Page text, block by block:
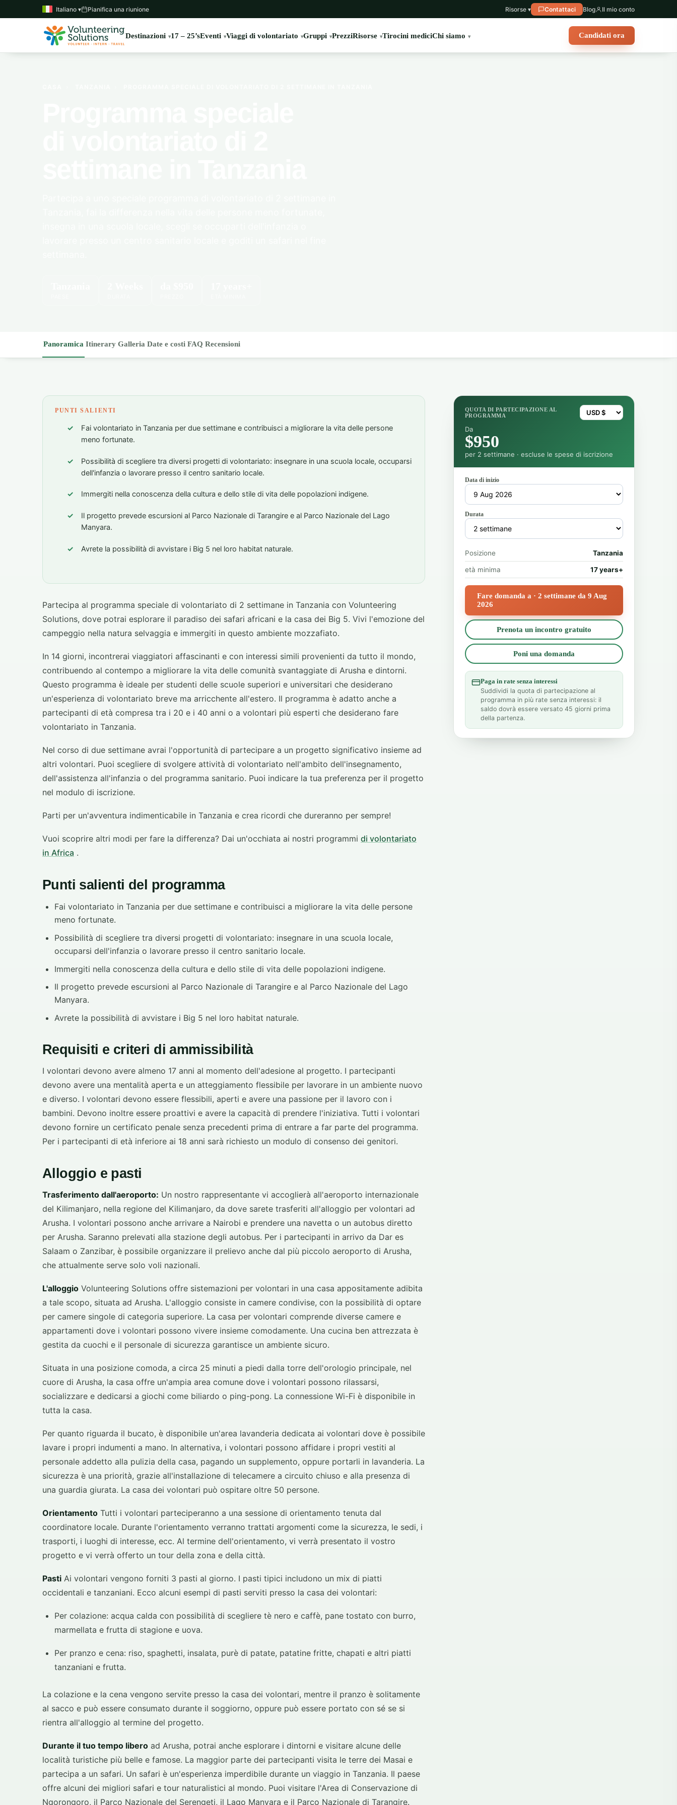
Italiano ▾ Pianifica una riunione Risorse ▾ Contattaci Blog Il mio conto
Destinazioni 17 – 25’sEventi Viaggi di volontariato Gruppi PrezziRisorse Tirocini mediciChi siamo Candidati ora
Panoramica Itinerary Galleria Date e costi FAQ Recensioni
PUNTI SALIENTI
Fai volontariato in Tanzania per due settimane e contribuisci a migliorare la vita delle persone
meno fortunate.
Possibilità di scegliere tra diversi progetti di volontariato: insegnare in una scuola locale, occuparsi
dell'infanzia o lavorare presso il centro sanitario locale.
Immergiti nella conoscenza della cultura e dello stile di vita delle popolazioni indigene.
Il progetto prevede escursioni al Parco Nazionale di Tarangire e al Parco Nazionale del Lago
Manyara.
Avrete la possibilità di avvistare i Big 5 nel loro habitat naturale.
Partecipa al programma speciale di volontariato di 2 settimane in Tanzania con Volunteering
Solutions, dove potrai esplorare il paradiso dei safari africani e la casa dei Big 5. Vivi l'emozione del
campeggio nella natura selvaggia e immergiti in questo ambiente mozzafiato.
In 14 giorni, incontrerai viaggiatori affascinanti e con interessi simili provenienti da tutto il mondo,
contribuendo al contempo a migliorare la vita delle comunità svantaggiate di Arusha e dintorni.
Questo programma è ideale per studenti delle scuole superiori e universitari che desiderano
un'esperienza di volontariato breve ma arricchente all'estero. Il programma è adatto anche a
partecipanti di età compresa tra i 20 e i 40 anni o a volontari più esperti che desiderano fare
volontariato in Tanzania.
Nel corso di due settimane avrai l'opportunità di partecipare a un progetto significativo insieme ad
altri volontari. Puoi scegliere di svolgere attività di volontariato nell'ambito dell'insegnamento,
dell'assistenza all'infanzia o del programma sanitario. Puoi indicare la tua preferenza per il progetto
nel modulo di iscrizione.
Parti per un'avventura indimenticabile in Tanzania e crea ricordi che dureranno per sempre!
Vuoi scoprire altri modi per fare la differenza? Dai un'occhiata ai nostri programmi di volontariato
in Africa .
Punti salienti del programma
Fai volontariato in Tanzania per due settimane e contribuisci a migliorare la vita delle persone
meno fortunate.
Possibilità di scegliere tra diversi progetti di volontariato: insegnare in una scuola locale,
occuparsi dell'infanzia o lavorare presso il centro sanitario locale.
Immergiti nella conoscenza della cultura e dello stile di vita delle popolazioni indigene.
Il progetto prevede escursioni al Parco Nazionale di Tarangire e al Parco Nazionale del Lago
Manyara.
Avrete la possibilità di avvistare i Big 5 nel loro habitat naturale.
Requisiti e criteri di ammissibilità
I volontari devono avere almeno 17 anni al momento dell'adesione al progetto. I partecipanti
devono avere una mentalità aperta e un atteggiamento flessibile per lavorare in un ambiente nuovo
e diverso. I volontari devono essere flessibili, aperti e avere una passione per il lavoro con i
bambini. Devono inoltre essere proattivi e avere la capacità di prendere l'iniziativa. Tutti i volontari
devono fornire un certificato penale senza precedenti prima di entrare a far parte del programma.
Per i partecipanti di età inferiore ai 18 anni sarà richiesto un modulo di consenso dei genitori.
Alloggio e pasti
Trasferimento dall'aeroporto: Un nostro rappresentante vi accoglierà all'aeroporto internazionale
del Kilimanjaro, nella regione del Kilimanjaro, da dove sarete trasferiti all'alloggio per volontari ad
Arusha. I volontari possono anche arrivare a Nairobi e prendere una navetta o un autobus diretto
per Arusha. Saranno prelevati alla stazione degli autobus. Per i partecipanti in arrivo da Dar es
Salaam o Zanzibar, è possibile organizzare il prelievo anche dal più piccolo aeroporto di Arusha,
che attualmente serve solo voli nazionali.
L'alloggio Volunteering Solutions offre sistemazioni per volontari in una casa appositamente adibita
a tale scopo, situata ad Arusha. L'alloggio consiste in camere condivise, con la possibilità di optare
per camere singole di categoria superiore. La casa per volontari comprende diverse camere e
appartamenti dove i volontari possono vivere insieme comodamente. Una cucina ben attrezzata è
gestita da cuochi e il personale di sicurezza garantisce un ambiente sicuro.
Situata in una posizione comoda, a circa 25 minuti a piedi dalla torre dell'orologio principale, nel
cuore di Arusha, la casa offre un'ampia area comune dove i volontari possono rilassarsi,
socializzare e dedicarsi a giochi come biliardo o ping-pong. La connessione Wi-Fi è disponibile in
tutta la casa.
Per quanto riguarda il bucato, è disponibile un'area lavanderia dedicata ai volontari dove è possibile
lavare i propri indumenti a mano. In alternativa, i volontari possono affidare i propri vestiti al
personale addetto alla pulizia della casa, pagando un supplemento, oppure portarli in lavanderia. La
sicurezza è una priorità, grazie all'installazione di telecamere a circuito chiuso e alla presenza di
una guardia giurata. La casa dei volontari può ospitare oltre 50 persone.
Orientamento Tutti i volontari parteciperanno a una sessione di orientamento tenuta dal
coordinatore locale. Durante l'orientamento verranno trattati argomenti come la sicurezza, le sedi, i
trasporti, i luoghi di interesse, ecc. Al termine dell'orientamento, vi verrà presentato il vostro
progetto e vi verrà offerto un tour della zona e della città.
Pasti Ai volontari vengono forniti 3 pasti al giorno. I pasti tipici includono un mix di piatti
occidentali e tanzaniani. Ecco alcuni esempi di pasti serviti presso la casa dei volontari:
Per colazione: acqua calda con possibilità di scegliere tè nero e caffè, pane tostato con burro,
marmellata e frutta di stagione e uova.
Per pranzo e cena: riso, spaghetti, insalata, purè di patate, patatine fritte, chapati e altri piatti
tanzaniani e frutta.
La colazione e la cena vengono servite presso la casa dei volontari, mentre il pranzo è solitamente
al sacco e può essere consumato durante il soggiorno, oppure può essere portato con sé se si
rientra all'alloggio al termine del progetto.
Durante il tuo tempo libero ad Arusha, potrai anche esplorare i dintorni e visitare alcune delle
località turistiche più belle e famose. La maggior parte dei partecipanti visita le terre dei Masai e
partecipa a un safari. Un safari è un'esperienza imperdibile durante un viaggio in Tanzania. Il paese
offre alcuni dei migliori safari e tour naturalistici al mondo. Puoi visitare l'Area di Conservazione di
Ngorongoro, il Parco Nazionale del Serengeti, il Lago Manyara e il Parco Nazionale di Tarangire.
QUOTA DI PARTECIPAZIONE AL
PROGRAMMA
Da
$950
per 2 settimane · escluse le spese di iscrizione
Data di inizio
Durata
Posizione Tanzania
età minima 17 years+
Fare domanda a · 2 settimane da 9 Aug
2026
Prenota un incontro gratuito
Poni una domanda
Paga in rate senza interessi
Suddividi la quota di partecipazione al
programma in più rate senza interessi: il
saldo dovrà essere versato 45 giorni prima
della partenza.